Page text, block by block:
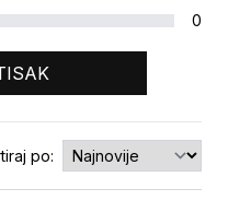
0
po: